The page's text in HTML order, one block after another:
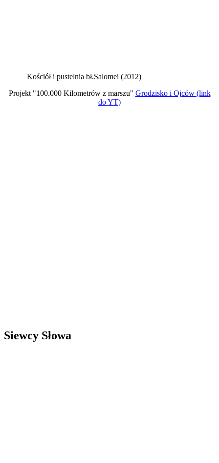
Kościół i pustelnia bł.Salomei (2012)
Projekt "100.000 Kilometrów z marszu" Grodzisko i Ojców (link
do YT)
Siewcy Słowa